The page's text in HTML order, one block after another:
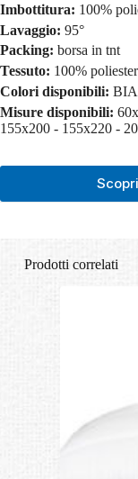
Imbottitura: 100%
Lavaggio: 95°
Packing: borsa in tnt
Tessuto: 100%
Colori disponibili:
Misure disponibili:
155x200 - 155x220 -
Prodotti correlati